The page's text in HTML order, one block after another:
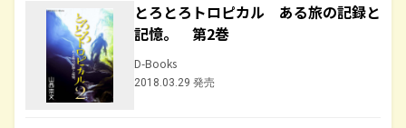
とろとろトロピカル ある旅の記録と
記憶。 第2巻
D-Books
2018.03.29 発売